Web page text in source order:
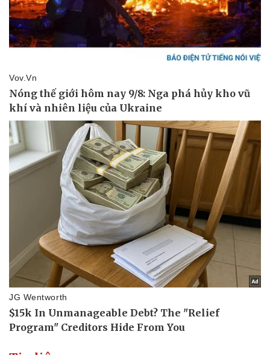
Thể thao
Bóng đá
eSports
Hậu trường
Ô tô - Xe máy
Ô tô
Xe máy